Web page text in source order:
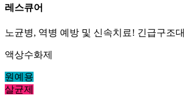
레스큐어
노균병, 역병 예방 및 신속치료! 긴급구조대
액상수화제
원예용
살균제